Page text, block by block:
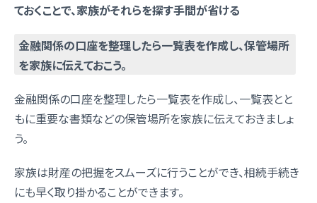
ておくことで、家族がそれらを探す手間が省ける
金融関係の口座を整理したら一覧表を作成し、保管場所
を家族に伝えておこう。
金融関係の口座を整理したら一覧表を作成し、一覧表とと
もに重要な書類などの保管場所を家族に伝えておきましょ
う。
家族は財産の把握をスムーズに行うことができ、相続手続き
にも早く取り掛かることができます。